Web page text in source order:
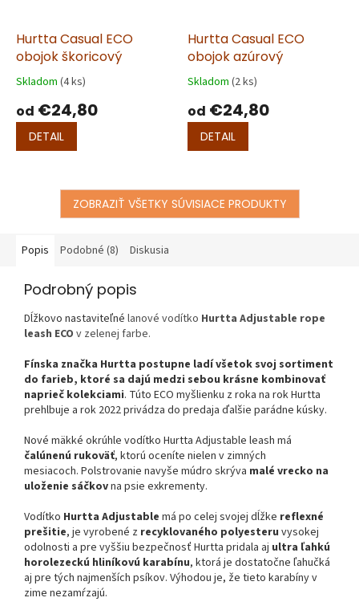
Hurtta Casual ECO
obojok škoricový
Skladom (4 ks)
od €24,80
DETAIL
Hurtta Casual ECO
obojok azúrový
Skladom (2 ks)
od €24,80
DETAIL
ZOBRAZIŤ VŠETKY SÚVISIACE PRODUKTY
Popis Podobné (8) Diskusia
Podrobný popis
Dĺžkovo nastaviteľné lanové vodítko Hurtta Adjustable rope
leash ECO v zelenej farbe.
Fínska značka Hurtta postupne ladí všetok svoj sortiment
do farieb, ktoré sa dajú medzi sebou krásne kombinovať
naprieč kolekciami. Túto ECO myšlienku z roka na rok Hurtta
prehlbuje a rok 2022 privádza do predaja ďalšie parádne kúsky.
Nové mäkké okrúhle vodítko Hurtta Adjustable leash má
čalúnenú rukoväť, ktorú oceníte nielen v zimných
mesiacoch. Polstrovanie navyše múdro skrýva malé vrecko na
uloženie sáčkovna psie exkrementy.
Vodítko Hurtta Adjustable má po celej svojej dĺžke reflexné
prešitie, je vyrobené z recyklovaného polyesteru vysokej
odolnosti a pre vyššiu bezpečnosť Hurtta pridala aj ultra ľahkú
horolezeckú hliníkovú karabínu, ktorá je dostatočne ľahučká
aj pre tých najmenších psíkov. Výhodou je, že tieto karabíny v
zime nezamŕzajú.